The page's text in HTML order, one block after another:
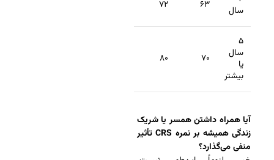
سال
۶۳ ۷۲
۵
سال
یا
بیشتر
۷۰ ۸۰
آیا همراه داشتن همسر یا شریک
زندگی همیشه بر نمره CRS تأثیر
منفی می‌گذارد؟